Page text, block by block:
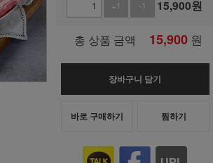
+1
-1 15,900원
총 상품 금액 15,900 원
장바구니 담기
바로 구매하기 찜하기